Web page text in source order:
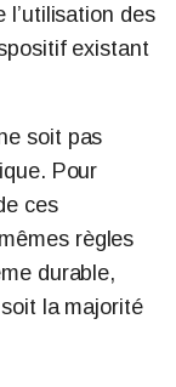
l’utilisation des
existant
soit pas
Pour
ces
règles
durable,
la majorité